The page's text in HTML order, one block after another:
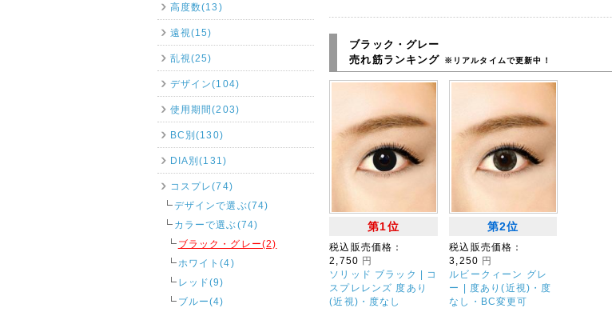
ブラック・グレー
売れ筋ランキング
※リアルタイムで更新中！
第1位
税込販売価格：
2,750 円
ソリッド ブラック | コ
スプレレンズ 度あり
(近視)・度なし
第2位
税込販売価格：
3,250 円
ルビークィーン グレ
ー | 度あり(近視)・度
なし・BC変更可
高度数(13)
遠視(15)
乱視(25)
デザイン(104)
使用期間(203)
BC別(130)
DIA別(131)
コスプレ(74)
デザインで選ぶ(74)
カラーで選ぶ(74)
ブラック・グレー(2)
ホワイト(4)
レッド(9)
ブルー(4)